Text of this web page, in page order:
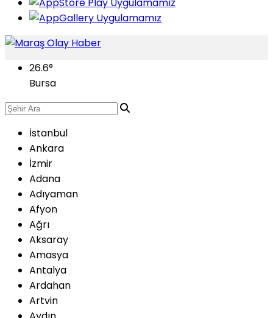
26.6°
Bursa
İstanbul
Ankara
İzmir
Adana
Adıyaman
Afyon
Ağrı
Aksaray
Amasya
Antalya
Ardahan
Artvin